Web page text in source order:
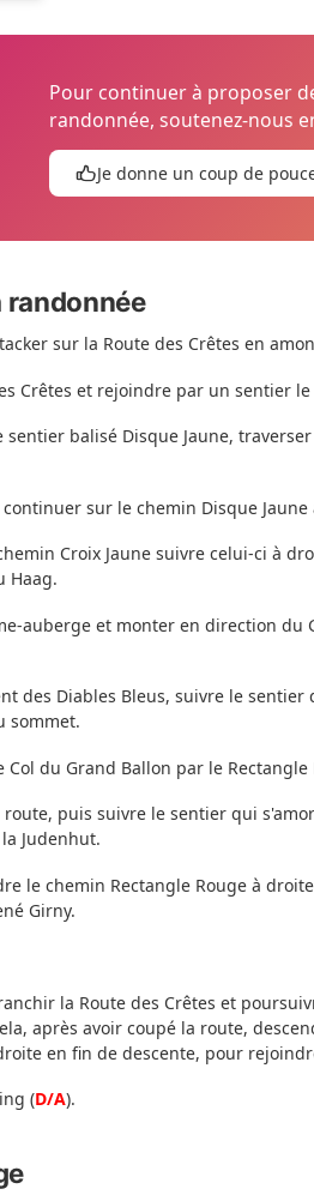
Pour continuer à proposer
randonnée, soutenez-nous
Je donne un coup de
randonnée
sur la Route des Crêtes en
Crêtes et rejoindre par un sentier le
balisé Disque Jaune,
sur le chemin Disque
Croix Jaune suivre celui-ci à
Haag.
auberge et monter en direction
des Diables Bleus, suivre le
sommet.
du Grand Ballon par le
puis suivre le sentier qui
Judenhut.
le chemin Rectangle Rouge à
Girny.
la Route des Crêtes et
après avoir coupé la route,
en fin de descente, pour
(D/A).